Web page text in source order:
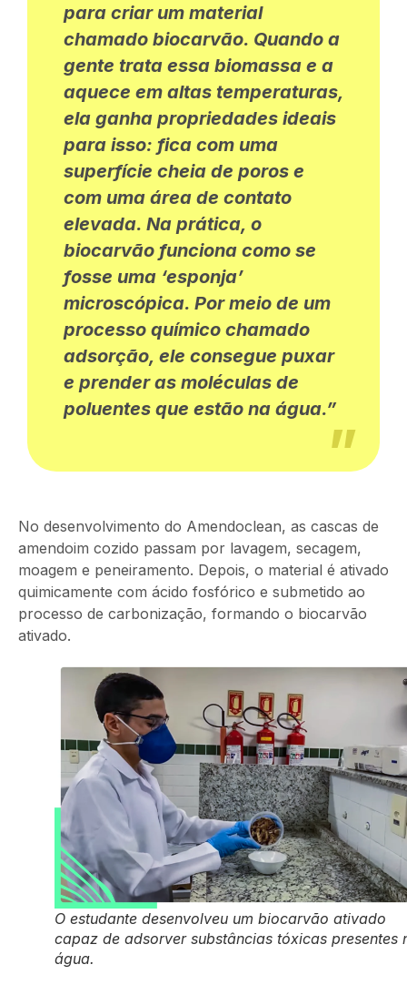
para criar um material
chamado biocarvão. Quando a
gente trata essa biomassa e a
aquece em altas temperaturas,
ela ganha propriedades ideais
para isso: fica com uma
superfície cheia de poros e
com uma área de contato
elevada. Na prática, o
biocarvão funciona como se
fosse uma ‘esponja’
microscópica. Por meio de um
processo químico chamado
adsorção, ele consegue puxar
e prender as moléculas de
poluentes que estão na água.”
No desenvolvimento do Amendoclean, as cascas de
amendoim cozido passam por lavagem, secagem,
moagem e peneiramento. Depois, o material é ativado
quimicamente com ácido fosfórico e submetido ao
processo de carbonização, formando o biocarvão
ativado.
O estudante desenvolveu um biocarvão ativado
capaz de adsorver substâncias tóxicas presentes
água.